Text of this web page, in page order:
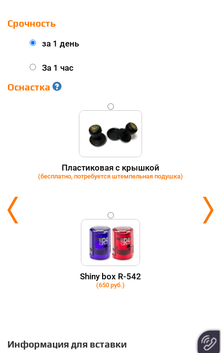
Срочность
за 1 день
За 1 час
Оснастка
Пластиковая с крышкой
(бесплатно, потребуется штемпельная подушка)
Shiny box R-542
(650 руб.)
Информация для вставки